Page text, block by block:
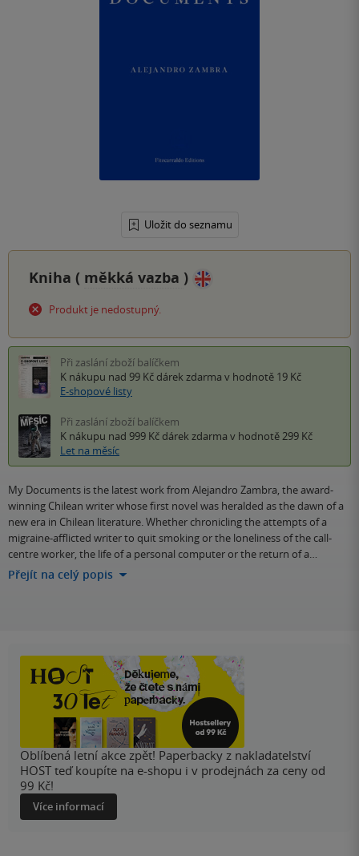
Uložit do seznamu
Kniha ( měkká vazba )
Produkt je nedostupný.
Při zaslání zboží balíčkem
K nákupu nad 99 Kč dárek zdarma v hodnotě 19 Kč
E-shopové listy
Při zaslání zboží balíčkem
K nákupu nad 999 Kč dárek zdarma v hodnotě 299 Kč
Let na měsíc
My Documents is the latest work from Alejandro Zambra, the award-
winning Chilean writer whose first novel was heralded as the dawn of a
new era in Chilean literature. Whether chronicling the attempts of a
migraine-afflicted writer to quit smoking or the loneliness of the call-
centre worker, the life of a personal computer or the return of a…
Přejít na celý popis
Oblíbená letní akce zpět! Paperbacky z nakladatelství
HOST teď koupíte na e-shopu i v prodejnách za ceny od
99 Kč!
Více informací